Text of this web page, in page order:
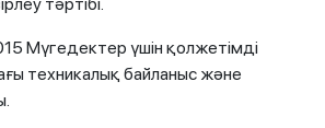
тәртібі.
Мүгедектер үшін қолжетімді
техникалық байланыс және